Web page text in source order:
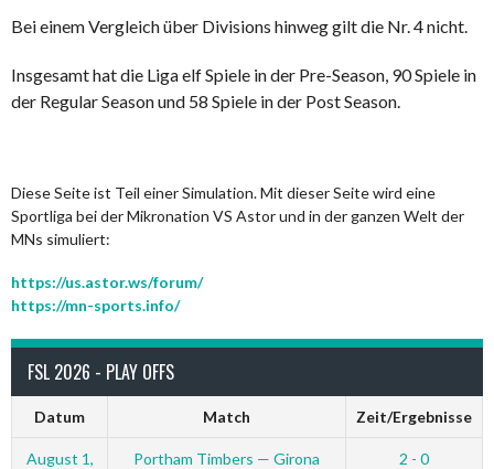
Bei einem Vergleich über Divisions hinweg gilt die Nr. 4 nicht.
Insgesamt hat die Liga elf Spiele in der Pre-Season, 90 Spiele in
der Regular Season und 58 Spiele in der Post Season.
Diese Seite ist Teil einer Simulation. Mit dieser Seite wird eine
Sportliga bei der Mikronation VS Astor und in der ganzen Welt der
MNs simuliert:
https://us.astor.ws/forum/
https://mn-sports.info/
FSL 2026 - PLAY OFFS
Datum Match Zeit/Ergebnisse
August 1,
Portham Timbers — Girona
2 - 0